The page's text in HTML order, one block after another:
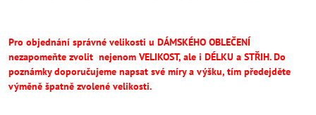
Pro objednání správné velikosti u DÁMSKÉHO OBLEČENÍ
nezapomeňte zvolit nejenom VELIKOST, ale i DÉLKU a STŘIH.Do
poznámky doporučujeme napsat své míry a výšku, tím předejděte
výměně špatně zvolené velikosti.